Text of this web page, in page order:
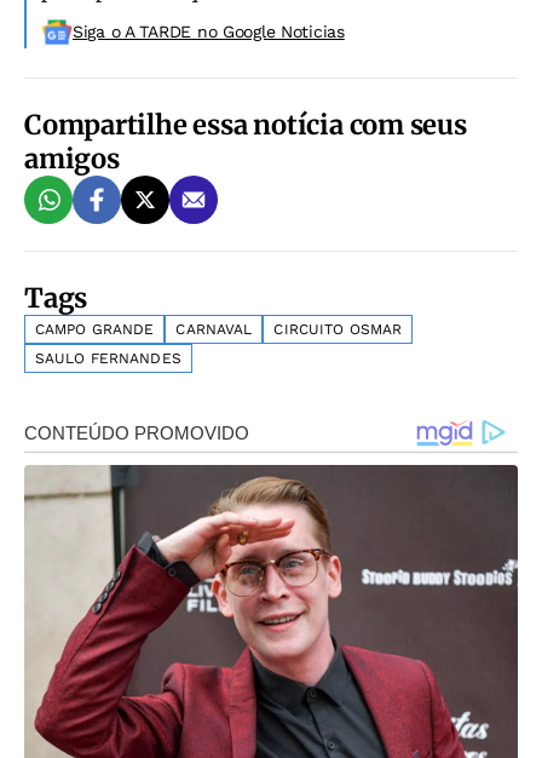
Siga o A TARDE no Google Noticias
Compartilhe essa notícia com seus
amigos
Tags
CAMPO GRANDE CARNAVAL
CIRCUITO OSMAR
SAULO FERNANDES